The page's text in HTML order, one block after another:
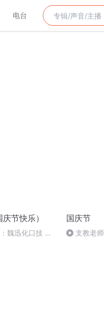
电台
节快乐）
魏迅化口技 二
国庆节
支教老